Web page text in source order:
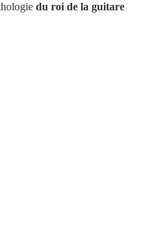
du roi de la guitare